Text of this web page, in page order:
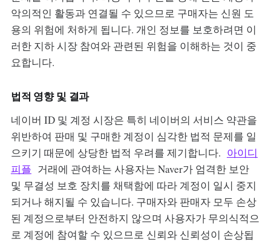
악의적인 활동과 연결될 수 있으므로 구매자는 신원 도
용의 위험에 처하게 됩니다. 개인 정보를 보호하려면 이
러한 지하 시장 참여와 관련된 위험을 이해하는 것이 중
요합니다.
법적 영향 및 결과
네이버 ID 및 계정 시장은 특히 네이버의 서비스 약관을
위반하여 판매 및 구매한 계정이 심각한 법적 문제를 일
으키기 때문에 상당한 법적 우려를 제기합니다. 아이디
피플 거래에 관여하는 사용자는 Naver가 엄격한 보안
및 무결성 보호 장치를 채택함에 따라 계정이 일시 중지
되거나 해지될 수 있습니다. 구매자와 판매자 모두 손상
된 계정으로부터 안전하지 않으며 사용자가 무의식적으
로 계정에 참여할 수 있으므로 신뢰와 신뢰성이 손상됩